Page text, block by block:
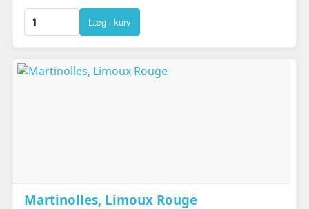
Læg i kurv
Martinolles, Limoux Rouge